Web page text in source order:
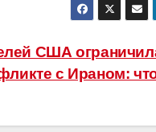
США
с Ираном: